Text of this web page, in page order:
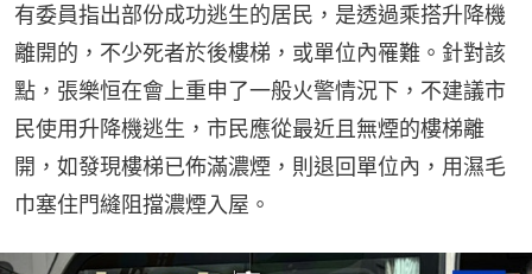
有委員指出部份成功逃生的居民，是透過乘搭升降機
離開的，不少死者於後樓梯，或單位內罹難。針對該
點，張樂恒在會上重申了一般火警情況下，不建議市
民使用升降機逃生，市民應從最近且無煙的樓梯離
開，如發現樓梯已佈滿濃煙，則退回單位內，用濕毛
巾塞住門縫阻擋濃煙入屋。